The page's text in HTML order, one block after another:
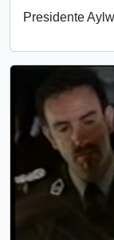
Presidente